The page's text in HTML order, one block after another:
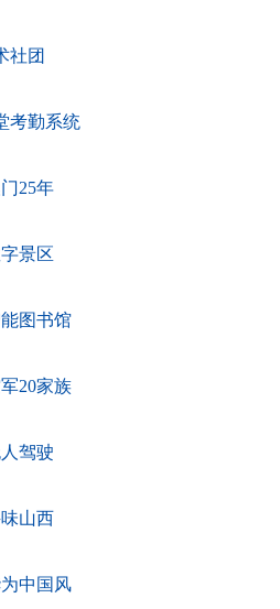
社团
考勤系统
25年
景区
图书馆
20家族
驾驶
山西
中国风